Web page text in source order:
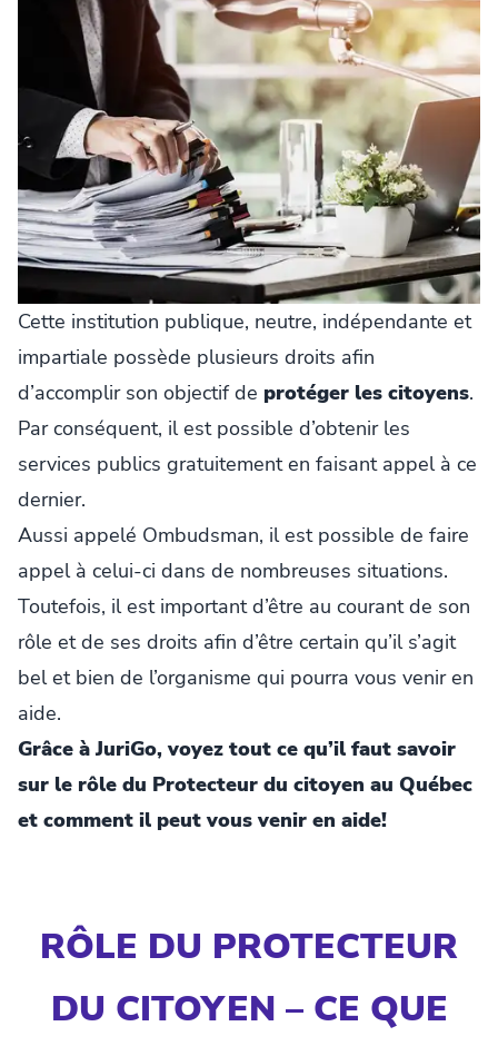
Cette institution publique, neutre, indépendante et
impartiale possède plusieurs droits afin
d’accomplir son objectif de protéger les citoyens.
Par conséquent, il est possible d’obtenir les
services publics gratuitement en faisant appel à ce
dernier.
Aussi appelé Ombudsman, il est possible de faire
appel à celui-ci dans de nombreuses situations.
Toutefois, il est important d’être au courant de son
rôle et de ses droits afin d’être certain qu’il s’agit
bel et bien de l’organisme qui pourra vous venir en
aide.
Grâce à JuriGo, voyez tout ce qu’il faut savoir
sur le rôle du Protecteur du citoyen au Québec
et comment il peut vous venir en aide!
RÔLE DU PROTECTEUR
DU CITOYEN – CE QUE